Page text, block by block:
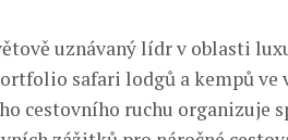
uznávaný lídr v oblasti
safari lodgů a kempů ve
cestovního ruchu organizuje